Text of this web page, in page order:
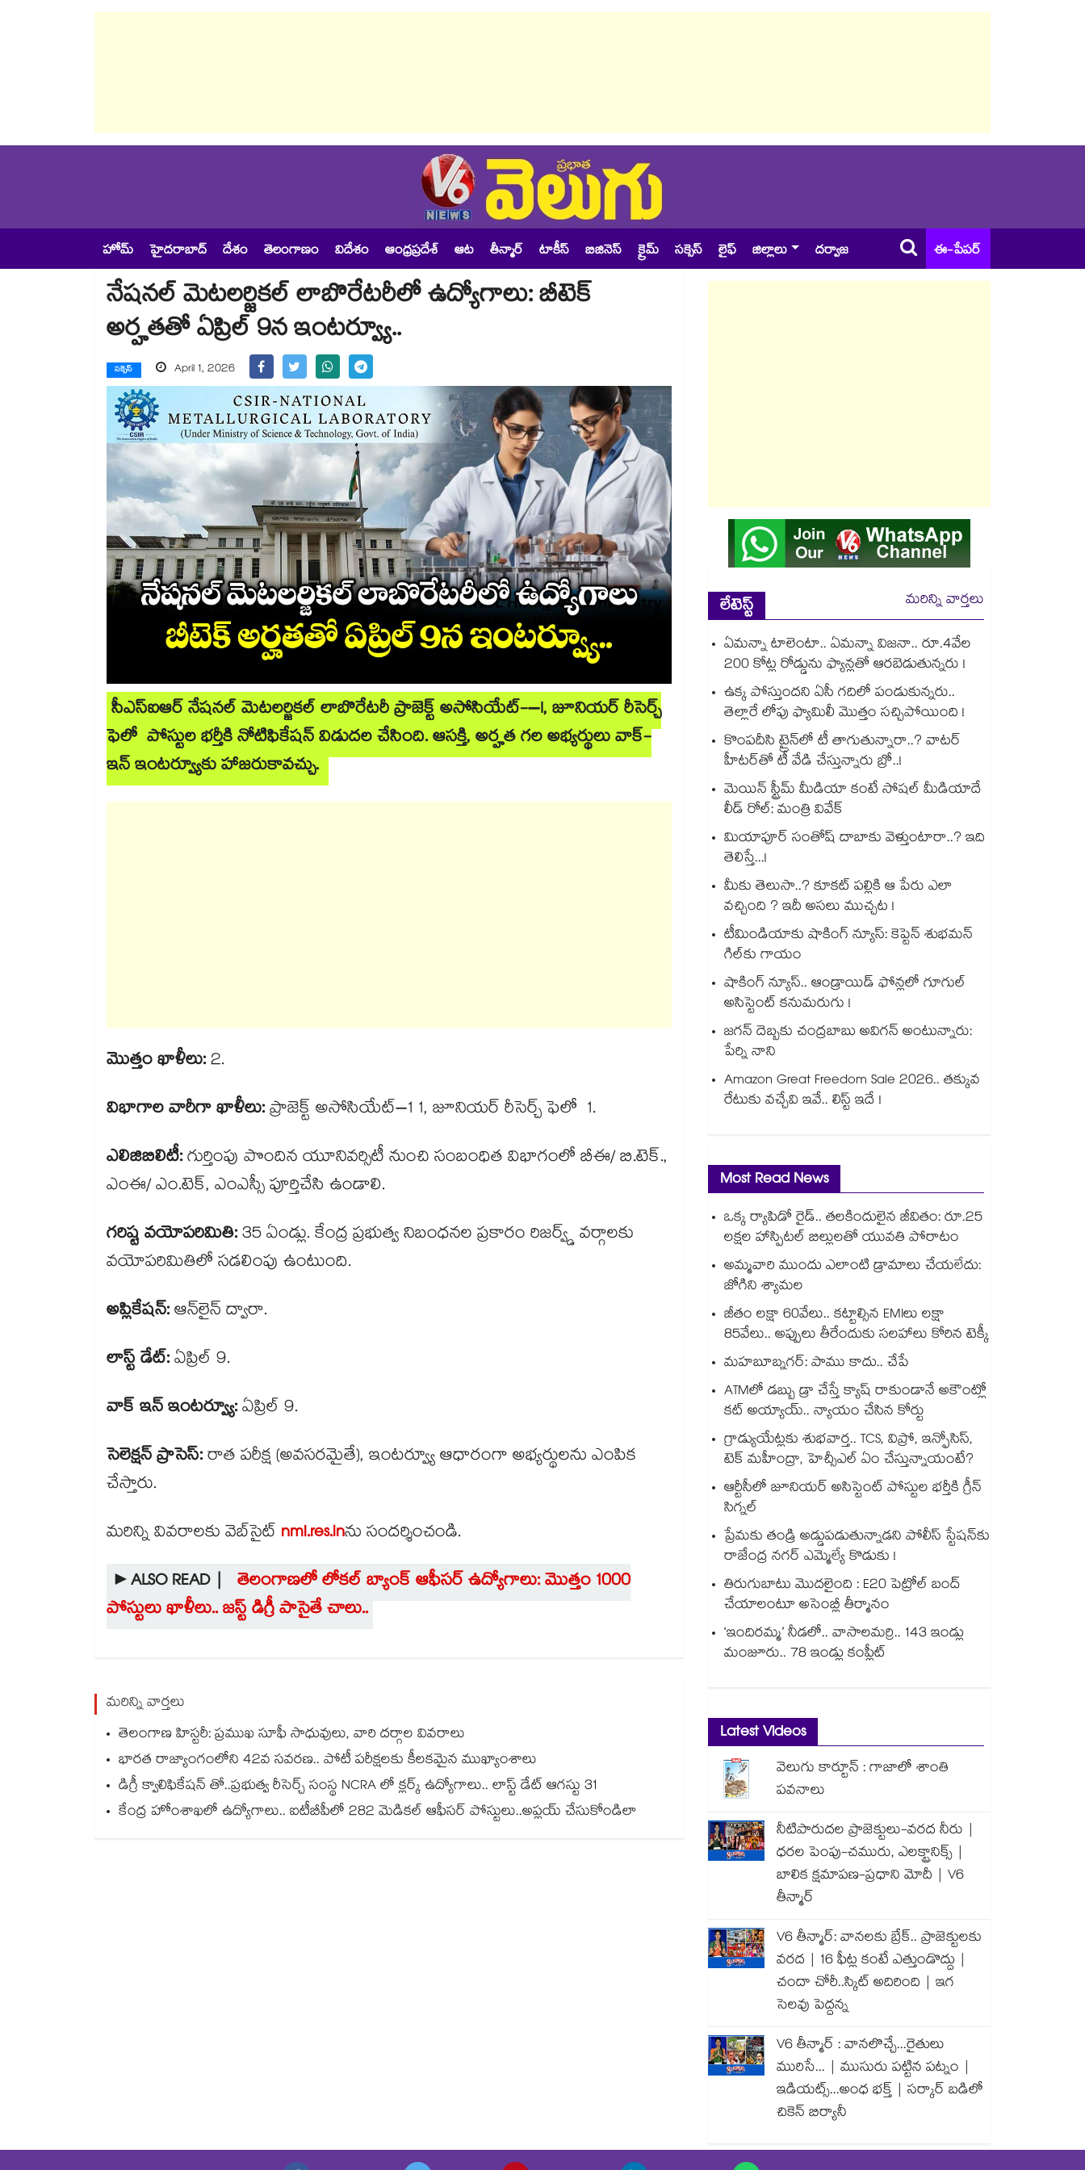
హోమ్ హైదరాబాద్ దేశం తెలంగాణం విదేశం ఆంధ్రప్రదేశ్ ఆట తీన్మార్ టాకీస్ బిజినెస్ క్రైమ్ సక్సెస్ లైఫ్ జిల్లాలు దర్వాజ ఈ-పేపర్
నేషనల్ మెటలర్జికల్ లాబొరేటరీలో ఉద్యోగాలు: బీటెక్
అర్హతతో ఏప్రిల్ 9న ఇంటర్వ్యూ..
సక్సెస్ April 1, 2026
సీఎస్ఐఆర్ నేషనల్ మెటలర్జికల్ లాబొరేటరీ ప్రాజెక్ట్ అసోసియేట్-–I, జూనియర్ రీసెర్చ్
ఫెలో పోస్టుల భర్తీకి నోటిఫికేషన్ విడుదల చేసింది. ఆసక్తి, అర్హత గల అభ్యర్థులు వాక్-
ఇన్ ఇంటర్వ్యూకు హాజరుకావచ్చు.
మొత్తం ఖాళీలు:2.
విభాగాల వారీగా ఖాళీలు:ప్రాజెక్ట్ అసోసియేట్–1 1, జూనియర్ రీసెర్చ్ ఫెలో 1.
ఎలిజిబిలిటీ:గుర్తింపు పొందిన యూనివర్సిటీ నుంచి సంబంధిత విభాగంలో బీఈ/ బి.టెక్.,
ఎంఈ/ ఎం.టెక్, ఎంఎస్సీ పూర్తిచేసి ఉండాలి.
గరిష్ట వయోపరిమితి:35 ఏండ్లు. కేంద్ర ప్రభుత్వ నిబంధనల ప్రకారం రిజర్వ్డ్ వర్గాలకు
వయోపరిమితిలో సడలింపు ఉంటుంది.
అప్లికేషన్:ఆన్​లైన్ ద్వారా.
లాస్ట్ డేట్:ఏప్రిల్ 9.
వాక్​ ఇన్ ఇంటర్వ్యూ:ఏప్రిల్ 9.
సెలెక్షన్ ప్రాసెస్:రాత పరీక్ష (అవసరమైతే), ఇంటర్వ్యూ ఆధారంగా అభ్యర్థులను ఎంపిక
చేస్తారు.
మరిన్ని వివరాలకు వెబ్​సైట్ nml.res.inను సందర్శించండి.
►ALSO READ | తెలంగాణలో లోకల్ బ్యాంక్ ఆఫీసర్ ఉద్యోగాలు: మొత్తం 1000
పోస్టులు ఖాళీలు.. జస్ట్ డిగ్రీ పాసైతే చాలు..
మరిన్ని వార్తలు
తెలంగాణ హిస్టరీ: ప్రముఖ సూఫీ సాధువులు, వారి దర్గాల వివరాలు
భారత రాజ్యాంగంలోని 42వ సవరణ.. పోటీ పరీక్షలకు కీలకమైన ముఖ్యాంశాలు
డిగ్రీ క్వాలిఫికేషన్ తో..ప్రభుత్వ రీసెర్చ్ సంస్థ NCRA లో క్లర్క్ ఉద్యోగాలు.. లాస్ట్ డేట్ ఆగస్టు 31
కేంద్ర హోంశాఖలో ఉద్యోగాలు.. ఐటీబీపీలో 282 మెడికల్ ఆఫీసర్ పోస్టులు..అప్లయ్ చేసుకోండిలా
లేటెస్ట్
మరిన్ని వార్తలు
ఏమన్నా టాలెంటా.. ఏమన్నా విజనా.. రూ.4వేల
200 కోట్ల రోడ్డును ఫ్యాన్లతో ఆరబెడుతున్నరు !
ఉక్క పోస్తుందని ఏసీ గదిలో పండుకున్నరు..
తెల్లారే లోపు ఫ్యామిలీ మొత్తం సచ్చిపోయింది !
కొంపదీసి ట్రైన్⁬లో టీ తాగుతున్నారా..? వాటర్
హీటర్⁭⁭తో టీ వేడి చేస్తున్నారు బ్రో..!
మెయిన్ స్ట్రీమ్ మీడియా కంటే సోషల్ మీడియాదే
లీడ్ రోల్: మంత్రి వివేక్
మియాపూర్ సంతోష్ దాబాకు వెళ్తుంటారా..? ఇది
తెలిస్తే...!
మీకు తెలుసా..? కూకట్ పల్లికి ఆ పేరు ఎలా
వచ్చింది ? ఇదీ అసలు ముచ్చట !
టీమిండియాకు షాకింగ్ న్యూస్: కెప్టెన్ శుభమన్
గిల్‎కు గాయం
షాకింగ్ న్యూస్.. ఆండ్రాయిడ్ ఫోన్లలో గూగుల్
అసిస్టెంట్ కనుమరుగు !
జగన్ దెబ్బకు చంద్రబాబు అవిగన్ అంటున్నారు:
పేర్ని నాని
Amazon Great Freedom Sale 2026.. తక్కువ
రేటుకు వచ్చేవి ఇవే.. లిస్ట్ ఇదే !
Most Read News
ఒక్క ర్యాపిడో రైడ్.. తలకిందులైన జీవితం: రూ.25
లక్షల హాస్పిటల్ బిల్లులతో యువతి పోరాటం
అమ్మవారి ముందు ఎలాంటి డ్రామాలు చేయలేదు:
జోగిని శ్యామల
జీతం లక్షా 60వేలు.. కట్టాల్సిన EMIలు లక్షా
85వేలు.. అప్పులు తీరేందుకు సలహాలు కోరిన టెక్కీ
మహబూబ్నగర్: పాము కాదు.. చేపే
ATMలో డబ్బు డ్రా చేస్తే క్యాష్ రాకుండానే అకౌంట్లో
కట్ అయ్యాయ్.. న్యాయం చేసిన కోర్టు
గ్రాడ్యుయేట్లకు శుభవార్త.. TCS, విప్రో, ఇన్ఫోసిస్,
టెక్ మహీంద్రా, హెచ్సీఎల్ ఏం చేస్తున్నాయంటే?
ఆర్టీసీలో జూనియర్ అసిస్టెంట్‌‌ పోస్టుల భర్తీకి గ్రీన్‌‌
సిగ్నల్
ప్రేమకు తండ్రి అడ్డుపడుతున్నాడని పోలీస్ స్టేషన్⁪కు
రాజేంద్ర నగర్ ఎమ్మెల్యే కొడుకు !
తిరుగుబాటు మొదలైంది : E20 పెట్రోల్ బంద్
చేయాలంటూ అసెంబ్లీ తీర్మానం
‘ఇందిరమ్మ’ నీడలో.. వాసాలమర్రి.. 143 ఇండ్లు
మంజూరు.. 78 ఇండ్లు కంప్లీట్
Latest Videos
వెలుగు కార్టూన్ : గాజాలో శాంతి
పవనాలు
నీటిపారుదల ప్రాజెక్టులు-వరద నీరు |
ధరల పెంపు-చమురు, ఎలక్ట్రానిక్స్ |
బాలిక క్షమాపణ-ప్రధాని మోదీ | V6
తీన్మార్
V6 తీన్మార్: వానలకు బ్రేక్.. ప్రాజెక్టులకు
వరద | 16 ఫీట్ల కంటే ఎత్తుండొద్దు |
చందా చోరీ..స్కిట్ అదిరింది | ఇగ
సెలవు పెద్దన్న
V6 తీన్మార్ : వానలొచ్చే...రైతులు
మురిసే... | ముసురు పట్టిన పట్నం |
ఇడియట్స్...అంధ భక్త్ | సర్కార్ బడిలో
చికెన్ బిర్యానీ